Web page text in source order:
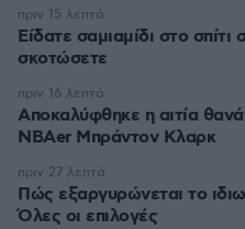
Είδατε σαμιαμίδι στο σπίτι
σκοτώσετε
πριν 15 λεπτά
Αποκαλύφθηκε η αιτία
NBAer Μπράντον Κλαρκ
πριν 16 λεπτά
Πώς εξαργυρώνεται το
Όλες οι επιλογές
πριν 27 λεπτά